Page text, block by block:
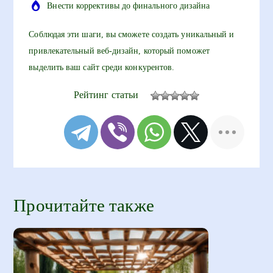
Внести коррективы до финального дизайна
Соблюдая эти шаги, вы сможете создать уникальный и
привлекательный веб-дизайн, который поможет
выделить ваш сайт среди конкурентов.
Рейтинг статьи
Прочитайте также